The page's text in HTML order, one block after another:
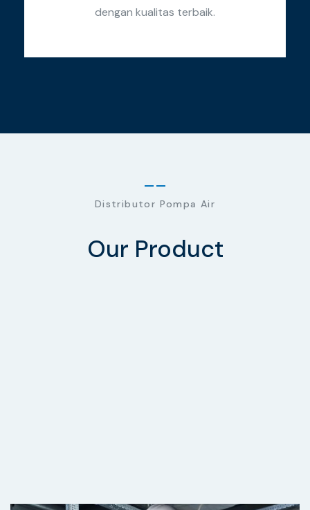
dengan kualitas terbaik.
Distributor Pompa Air
Our Product